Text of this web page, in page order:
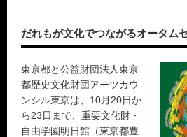
だれもが文化でつながるオータム
東京都と公益財団法人東京
都歴史文化財団アーツカウ
ンシル東京は、10月20日か
ら23日まで、重要文化財・
自由学園明日館（東京都豊